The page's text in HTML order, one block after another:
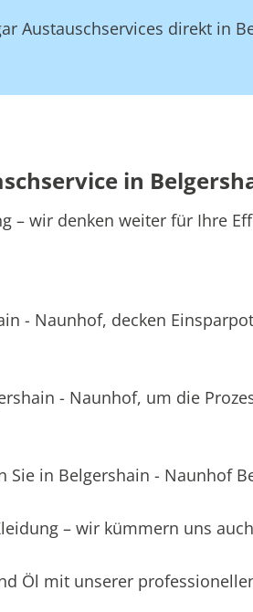
Austauschservices direkt in
in
– wir denken weiter für Ihre
- Naunhof, decken
- Naunhof, um die
in Belgershain - Naunhof
– wir kümmern uns
Öl mit unserer